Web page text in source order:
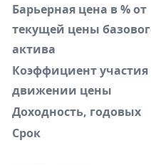
Барьерная цена в % от
текущей цены
актива
Коэффициент участия
движении цены
Доходность, годовых
Срок